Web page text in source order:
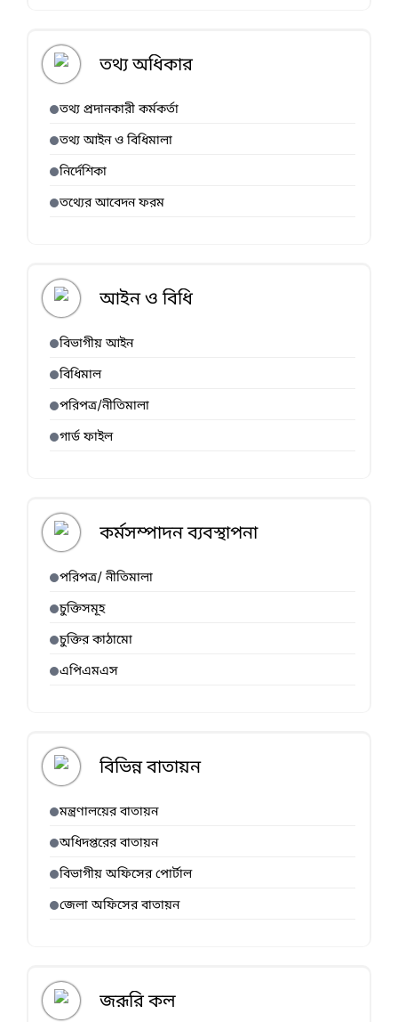
তথ্য অধিকার
তথ্য প্রদানকারী কর্মকর্তা
তথ্য আইন ও বিধিমালা
নির্দেশিকা
তথ্যের আবেদন ফরম
আইন ও বিধি
বিভাগীয় আইন
বিধিমাল
পরিপত্র/নীতিমালা
গার্ড ফাইল
কর্মসম্পাদন ব্যবস্থাপনা
পরিপত্র/ নীতিমালা
চুক্তিসমূহ
চুক্তির কাঠামো
এপিএমএস
বিভিন্ন বাতায়ন
মন্ত্রণালয়ের বাতায়ন
অধিদপ্তরের বাতায়ন
বিভাগীয় অফিসের পোর্টাল
জেলা অফিসের বাতায়ন
জরূরি কল